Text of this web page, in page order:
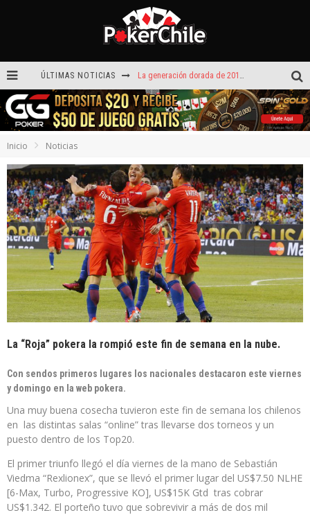
ÚLTIMAS NOTICIAS La generación dorada de 2011: el año en que Chile conquistó el póker internacional
¡Sábado de ases! Punta Arenas y Valdivia repartieron más de $3,8 millones
ROAD TO CLSOP Puerto Plata, satélite a Main Event.
Víctor Armijo y Carlos Beltrán celebraron en los torneos Turbo de Dreams
Hoy camiseta Firmada por Arturo Vidal gratis en GGPoker
Inicio Noticias
La “Roja” pokera la rompió este fin de semana en la nube.
Con sendos primeros lugares los nacionales destacaron este viernes
y domingo en la web pokera.
Una muy buena cosecha tuvieron este fin de semana los chilenos
en las distintas salas “online” tras llevarse dos torneos y un
puesto dentro de los Top20.
El primer triunfo llegó el día viernes de la mano de Sebastián
Viedma “Rexlionex”, que se llevó el primer lugar del US$7.50 NLHE
[6-Max, Turbo, Progressive KO], US$15K Gtd tras cobrar
US$1.342. El porteño tuvo que sobrevivir a más de dos mil